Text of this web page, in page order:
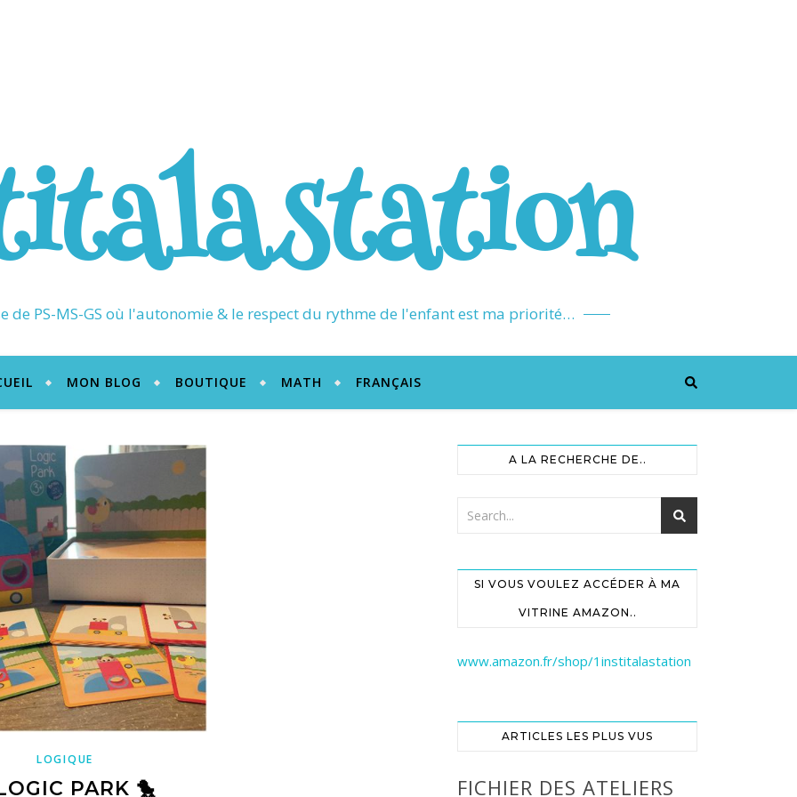
de PS-MS-GS où l'autonomie & le respect du rythme de l'enfant est ma priorité…
MON BLOG BOUTIQUE MATH FRANÇAIS
LOGIQUE
PARK 🐤
A LA RECHERCHE DE..
SI VOUS VOULEZ ACCÉDER À MA
VITRINE AMAZON..
www.amazon.fr/shop/1institalastation
ARTICLES LES PLUS VUS
FICHIER DES ATELIERS